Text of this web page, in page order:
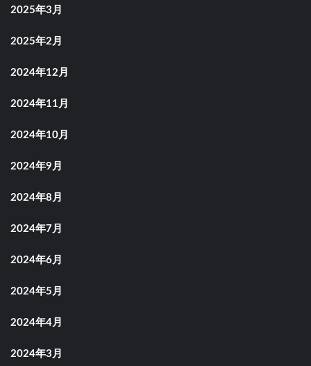
2025年3月
2025年2月
2024年12月
2024年11月
2024年10月
2024年9月
2024年8月
2024年7月
2024年6月
2024年5月
2024年4月
2024年3月